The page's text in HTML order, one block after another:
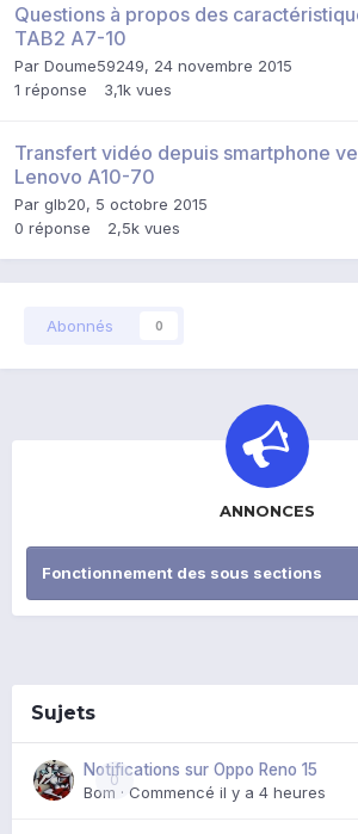
Questions à propos des
TAB2 A7-10
Par Doume59249, 24 novembre 2015
1 réponse 3,1k vues
Transfert vidéo depuis smartphone
Lenovo A10-70
Par glb20, 5 octobre 2015
0 réponse 2,5k vues
Abonnés 0
ANNONCES
Fonctionnement des sous sections
Sujets
0
Notifications sur Oppo Reno 15
Bom · Commencé il y a 4 heures